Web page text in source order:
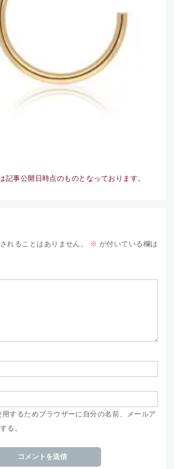
事公開日時点のものとなっております。
れることはありません。
※ が付いている欄は
するためブラウザーに自分の名前、メールア
る。